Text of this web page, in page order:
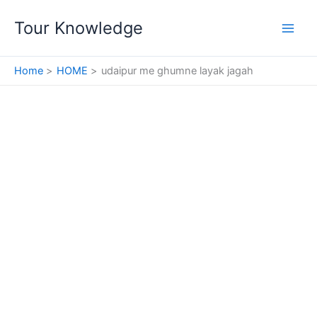
Tour Knowledge
Home HOME udaipur me ghumne layak jagah